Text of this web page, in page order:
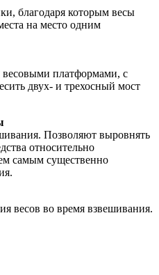
благодаря которым весы
на место одним
весовыми платформами, с
двух- и трехосный мост
Позволяют выровнять
относительно
самым существенно
весов во время взвешивания.